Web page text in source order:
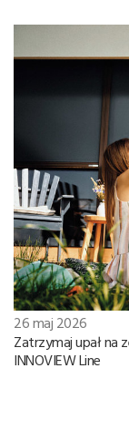
26 maj 2026
Zatrzymaj upał na
INNOVIEW Line